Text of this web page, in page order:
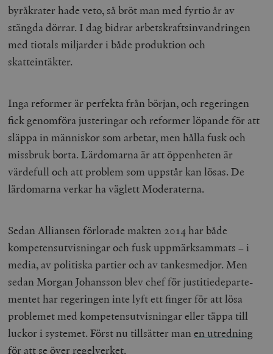
byråkrater hade veto, så bröt man med fyrtio år av
stängda dörrar. I dag bidrar arbetskraftsinvandringen
med tiotals miljarder i både produktion och
skatteintäkter.
Inga reformer är perfekta från början, och regeringen
fick genomföra justeringar och reformer löpande för att
släppa in människor som arbetar, men hålla fusk och
missbruk borta. Lärdomarna är att öppenheten är
värdefull och att problem som uppstår kan lösas. De
lärdomarna verkar ha väglett Moderaterna.
Sedan Alliansen förlorade makten 2014 har både
kompetensutvisningar och fusk uppmärksammats – i
media, av politiska partier och av tanke­smedjor. Men
sedan Morgan Johansson blev chef för justitie­departe­
mentet har regeringen inte lyft ett finger för att lösa
problemet med kompetensutvisningar eller täppa till
luckor i systemet. Först nu tillsätter manen utredning
för att se över regelverket.